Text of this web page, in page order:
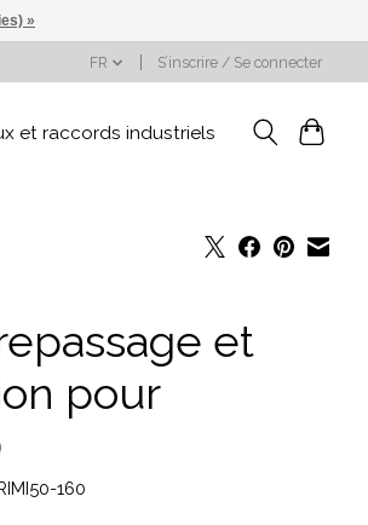
FR S’inscrire / Se connecter
et raccords industriels
et
pour
160
»